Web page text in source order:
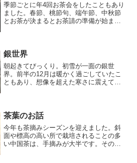
季節ごとに年4回お茶会をしたこともあり
ました。春節、桃節句、端午節、中秋節
とお茶が決まるとお茶請の準備が始まり
銀世界
朝起きてびっくり。初雪が一面の銀世
界。前半の12月は暖かく過ごしていたこ
ともあり、想像を超えた寒さに震えてい
茶葉のお話
今年も茶摘みシーズンを迎えました。斜
面や標高の高い所で栽培されることの多
い中国茶は、手摘みが大半です。その中